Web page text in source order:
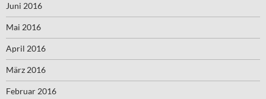
Juni 2016
Mai 2016
April 2016
März 2016
Februar 2016